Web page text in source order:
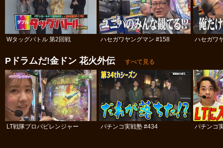
Wタッグバトル 第2回戦 ハセガワヤングマン #158 ハセガワ
Pドラムだ!金ドン 花火外伝 すべて見る
LT戦隊プロバビレンジャー パチンコ実戦塾 #434 パチンコ